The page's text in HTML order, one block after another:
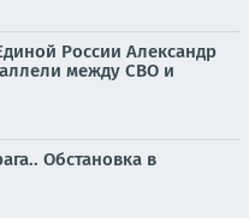
России Александр
между СВО и
Обстановка в